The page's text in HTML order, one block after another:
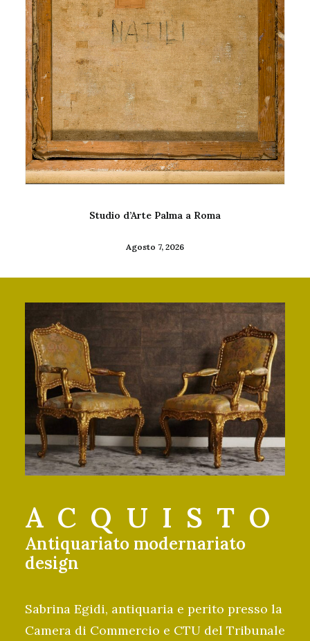
Galleria Appia Antica a Roma
Marzo 26, 2026
ACQUISTO
Antiquariato modernariato
design
Sabrina Egidi, antiquaria e perito presso la
Camera di Commercio e CTU del Tribunale